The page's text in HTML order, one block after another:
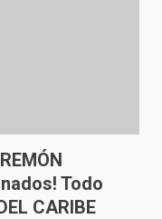
Todo
CARIBE